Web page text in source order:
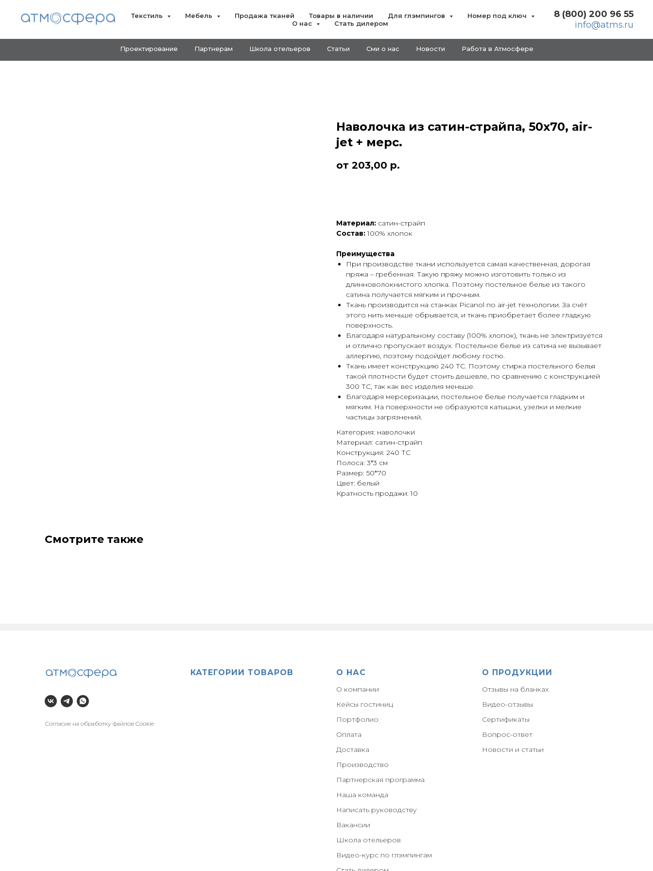
Текстиль Мебель Продажа тканей Товары в наличии Для глэмпингов
Номер под ключ
О нас
Стать дилером
8 (800) 200 96 55
info@atms.ru
Проектирование Партнерам Школа отельеров Статьи Cми о нас Новости Работа в Атмосфере
Наволочка из сатин-страйпа, 50х70, air-
jet + мерс.
203,00 р.
Материал: сатин-страйп
Состав:100% хлопок
Преимущества
При производстве ткани используется самая качественная, дорогая
пряжа – гребенная. Такую пряжу можно изготовить только из
длинноволокнистого хлопка. Поэтому постельное белье из такого
сатина получается мягким и прочным.
Ткань производится на станках Picanol по air-jet технологии. За счёт
этого нить меньше обрывается, и ткань приобретает более гладкую
поверхность.
Благодаря натуральному составу (100% хлопок), ткань не электризуется
и отлично пропускает воздух. Постельное белье из сатина не вызывает
аллергию, поэтому подойдет любому гостю.
Ткань имеет конструкцию 240 ТС. Поэтому стирка постельного белья
такой плотности будет стоить дешевле, по сравнению с конструкцией
300 ТС, так как вес изделия меньше.
Благодаря мерсеризации, постельное белье получается гладким и
мягким. На поверхности не образуются катышки, узелки и мелкие
частицы загрязнений.
Категория: наволочки
Материал: сатин-страйп
Конструкция: 240 ТС
Полоса: 3*3 см
Размер: 50*70
Цвет: белый
Кратность продажи: 10
Смотрите также
Согласие на обработку файлов Cookie
КАТЕГОРИИ ТОВАРОВ О НАС
О компании
Кейсы гостиниц
Портфолио
Оплата
Доставка
Производство
Партнерская программа
Наша команда
Написать руководству
Вакансии
Школа отельеров
Видео-курс по глэмпингам
О ПРОДУКЦИИ
Отзывы на бланках
Видео-отзывы
Сертификаты
Вопрос-ответ
Новости и статьи